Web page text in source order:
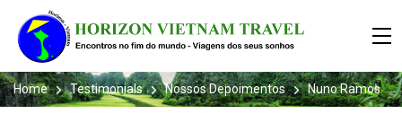
Home Testimonials Nossos Depoimentos Nuno Ramos